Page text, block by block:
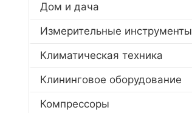
Дом и дача
Измерительные инструменты
Климатическая техника
Клининговое оборудование
Компрессоры